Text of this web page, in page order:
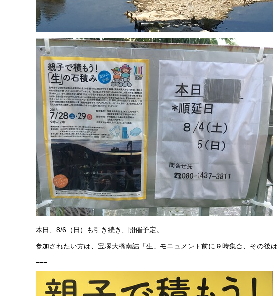
本日、8/6（日）も引き続き、開催予定。
参加されたい方は、宝塚大橋南詰「生」モニュメント前に９時集合、その後は
−−−